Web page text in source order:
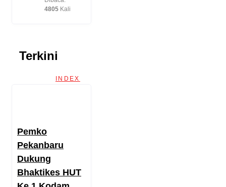
4805 Kali
Terkini
INDEX
Pemko
Pekanbaru
Dukung
Bhaktikes HUT